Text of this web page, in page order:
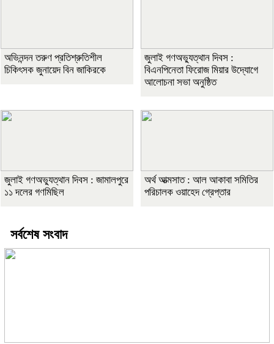
অভিনন্দন তরুণ প্রতিশ্রুতিশীল
চিকিৎসক জুনায়েদ বিন জাকিরকে
জুলাই গণঅভ্যুত্থান দিবস :
বিএনপিনেতা ফিরোজ মিয়ার উদ্যোগে
আলোচনা সভা অনুষ্ঠিত
জুলাই গণঅভ্যুত্থান দিবস : জামালপুরে
১১ দলের গণমিছিল
অর্থ আত্মসাত : আল আকাবা সমিতির
পরিচালক ওয়াহেদ গ্রেপ্তার
সর্বশেষ সংবাদ